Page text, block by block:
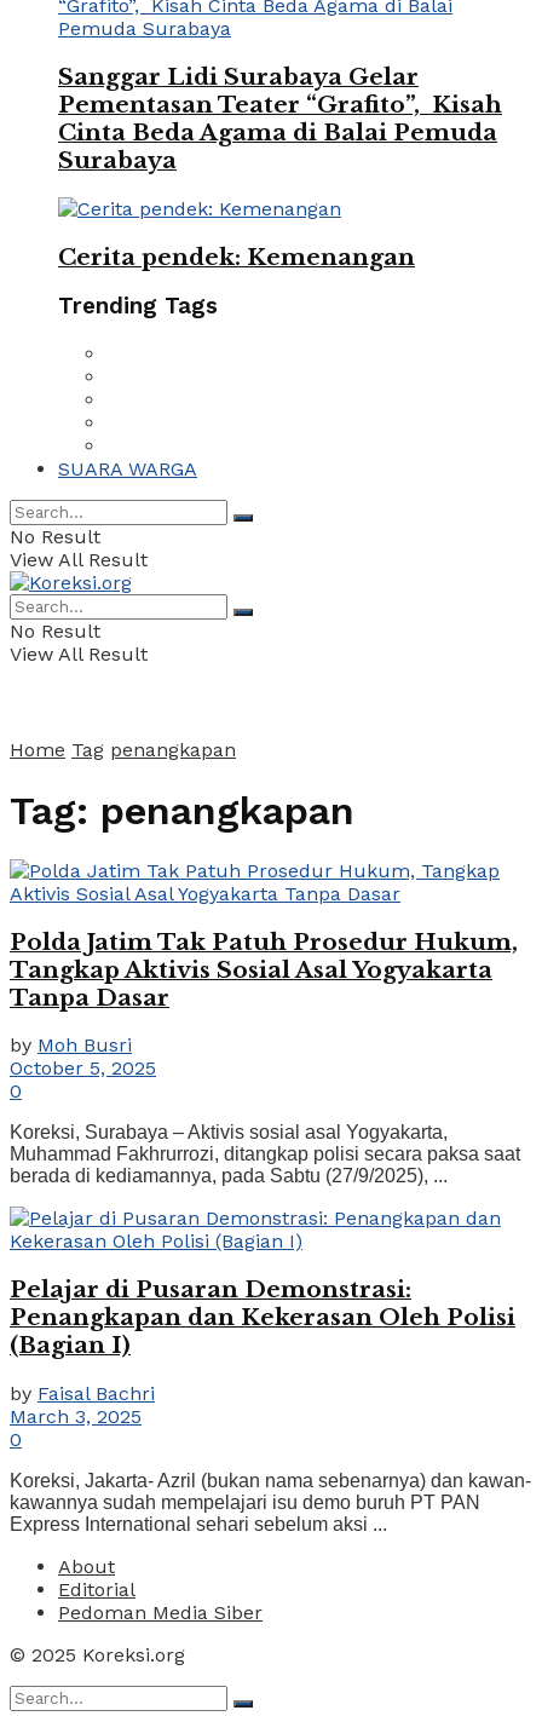
Sanggar Lidi Surabaya Gelar
Pementasan Teater “Grafito”, Kisah
Cinta Beda Agama di Balai Pemuda
Surabaya
Cerita pendek: Kemenangan
Trending Tags
SUARA WARGA
No Result
View All Result
No Result
View All Result
Home Tag penangkapan
Tag: penangkapan
Polda Jatim Tak Patuh Prosedur Hukum,
Tangkap Aktivis Sosial Asal Yogyakarta
Tanpa Dasar
by Moh Busri
October 5, 2025
0
Koreksi, Surabaya – Aktivis sosial asal Yogyakarta,
Muhammad Fakhrurrozi, ditangkap polisi secara paksa saat
berada di kediamannya, pada Sabtu (27/9/2025), ...
Pelajar di Pusaran Demonstrasi:
Penangkapan dan Kekerasan Oleh Polisi
(Bagian I)
by Faisal Bachri
March 3, 2025
0
Koreksi, Jakarta- Azril (bukan nama sebenarnya) dan kawan-
kawannya sudah mempelajari isu demo buruh PT PAN
Express International sehari sebelum aksi ...
About
Editorial
Pedoman Media Siber
© 2025 Koreksi.org